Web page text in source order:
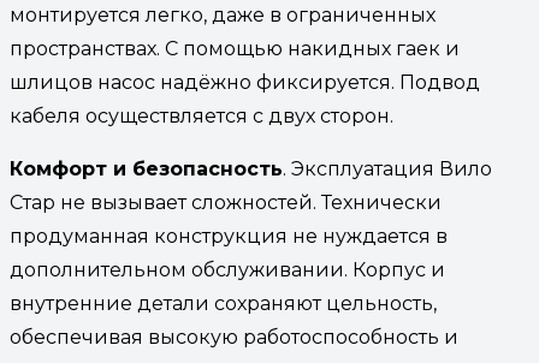
монтируется легко, даже в ограниченных
пространствах. С помощью накидных гаек и
шлицов насос надёжно фиксируется. Подвод
кабеля осуществляется с двух сторон.
Комфорт и безопасность. Эксплуатация Вило
Стар не вызывает сложностей. Технически
продуманная конструкция не нуждается в
дополнительном обслуживании. Корпус и
внутренние детали сохраняют цельность,
обеспечивая высокую работоспособность и